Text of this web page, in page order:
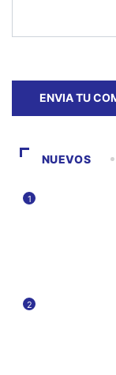
NUEVOS
1
2